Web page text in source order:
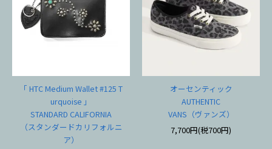
「 HTC Medium Wallet #125 T
urquoise 」
STANDARD CALIFORNIA
（スタンダードカリフォルニ
ア）
オーセンティック
AUTHENTIC
VANS（ヴァンズ）
7,700円(税700円)